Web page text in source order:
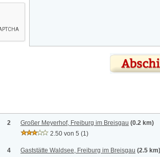
2 Großer Meyerhof, Freiburg im Breisgau (0.2 km)
2.50 von 5 (1)
4 Gaststätte Waldsee, Freiburg im Breisgau (2.5 km)